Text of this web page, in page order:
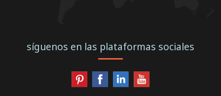
síguenos en las plataformas sociales